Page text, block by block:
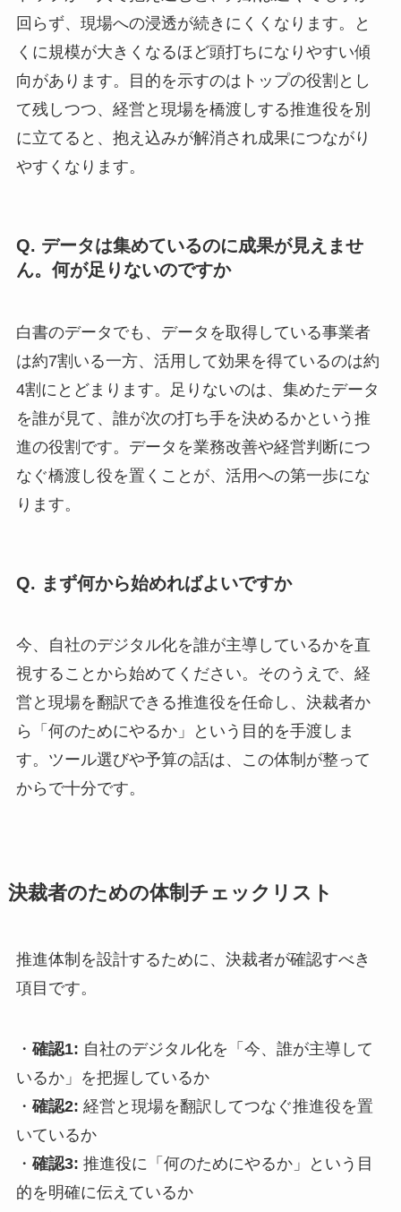
回らず、現場への浸透が続きにくくなります。と
くに規模が大きくなるほど頭打ちになりやすい傾
向があります。目的を示すのはトップの役割とし
て残しつつ、経営と現場を橋渡しする推進役を別
に立てると、抱え込みが解消され成果につながり
やすくなります。
Q. データは集めているのに成果が見えませ
ん。何が足りないのですか
白書のデータでも、データを取得している事業者
は約7割いる一方、活用して効果を得ているのは約
4割にとどまります。足りないのは、集めたデータ
を誰が見て、誰が次の打ち手を決めるかという推
進の役割です。データを業務改善や経営判断につ
なぐ橋渡し役を置くことが、活用への第一歩にな
ります。
Q. まず何から始めればよいですか
今、自社のデジタル化を誰が主導しているかを直
視することから始めてください。そのうえで、経
営と現場を翻訳できる推進役を任命し、決裁者か
ら「何のためにやるか」という目的を手渡しま
す。ツール選びや予算の話は、この体制が整って
からで十分です。
決裁者のための体制チェックリスト
推進体制を設計するために、決裁者が確認すべき
項目です。
・ 確認1: 自社のデジタル化を「今、誰が主導して
いるか」を把握しているか
・ 確認2: 経営と現場を翻訳してつなぐ推進役を置
いているか
・ 確認3: 推進役に「何のためにやるか」という目
的を明確に伝えているか